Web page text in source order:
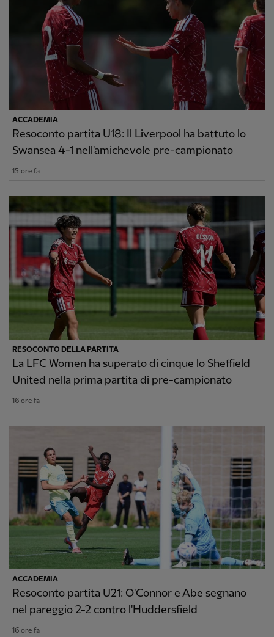
ACCADEMIA
Resoconto partita U18: Il Liverpool ha battuto lo
Swansea 4-1 nell'amichevole pre-campionato
15 ore fa
RESOCONTO DELLA PARTITA
La LFC Women ha superato di cinque lo Sheffield
United nella prima partita di pre-campionato
16 ore fa
ACCADEMIA
Resoconto partita U21: O'Connor e Abe segnano
nel pareggio 2-2 contro l'Huddersfield
16 ore fa